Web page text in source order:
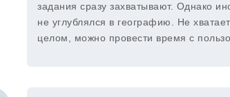
задания сразу захватывают. Однако
не углублялся в географию. Не
целом, можно провести время с